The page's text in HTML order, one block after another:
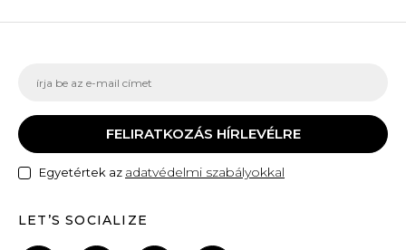
FELIRATKOZÁS HÍRLEVÉLRE
Egyetértek az adatvédelmi szabályokkal
LET’S SOCIALIZE